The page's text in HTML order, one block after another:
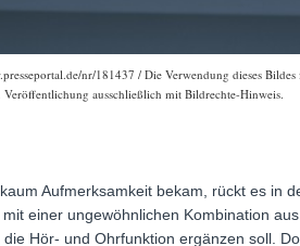
nr/181437 / Die Verwendung dieses
ausschließlich mit Bildrechte-Hinweis.
Aufmerksamkeit bekam, rückt es in
einer ungewöhnlichen Kombination
Hör- und Ohrfunktion ergänzen soll.